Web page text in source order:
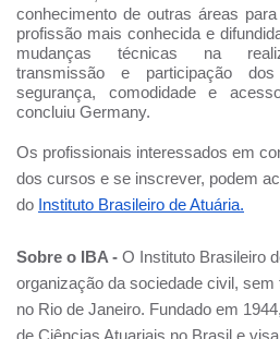
conhecimento de outras áreas
profissão mais conhecida e
mudanças técnicas na
transmissão e participação
segurança, comodidade e
concluiu Germany.
Os profissionais interessados em
dos cursos e se inscrever, podem
do Instituto Brasileiro de Atuária.
Sobre o IBA - O Instituto Brasileiro
organização da sociedade civil,
no Rio de Janeiro. Fundado em